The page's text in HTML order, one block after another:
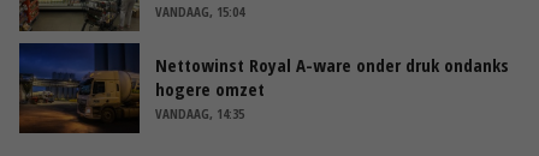
VANDAAG, 15:04
Nettowinst Royal A-ware onder druk ondanks
hogere omzet
VANDAAG, 14:35